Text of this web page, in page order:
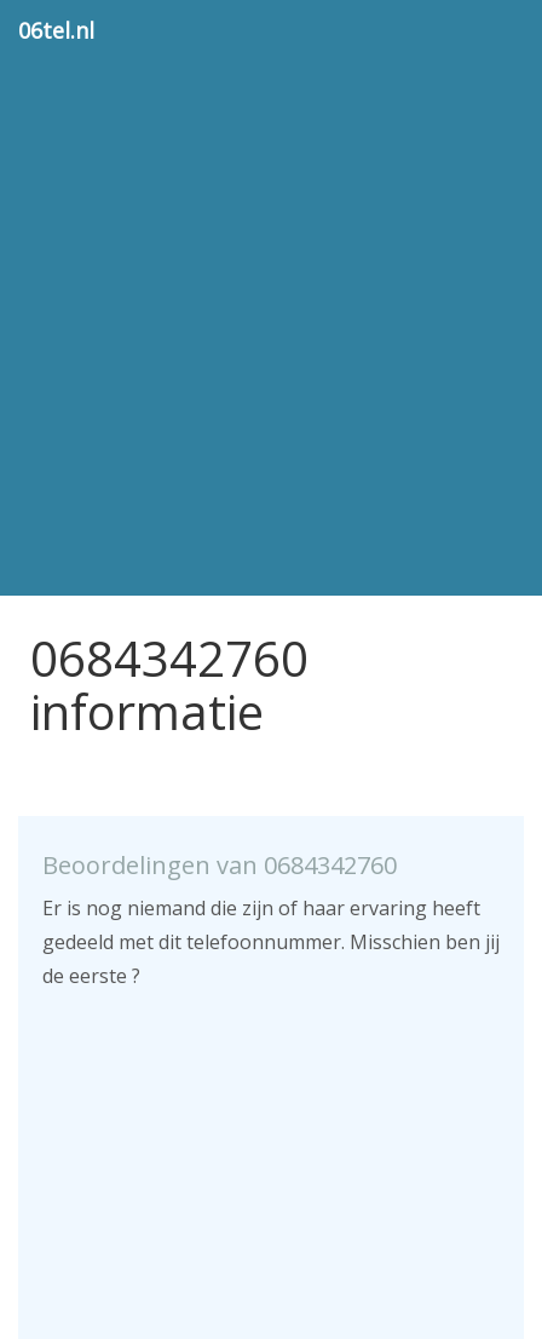
06tel.nl
0684342760
informatie
Beoordelingen van 0684342760
Er is nog niemand die zijn of haar ervaring heeft
gedeeld met dit telefoonnummer. Misschien ben jij
de eerste ?